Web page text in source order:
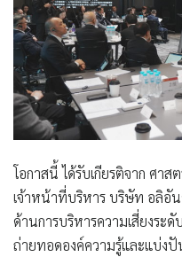
โอกาสนี้ ได้รับเกียรติจาก ศา
เจ้าหน้าที่บริหาร บริษัท อลิอั
ด้านการบริหารความเสี่ยงระ
ถ่ายทอดองค์ความรู้และแบ่ง